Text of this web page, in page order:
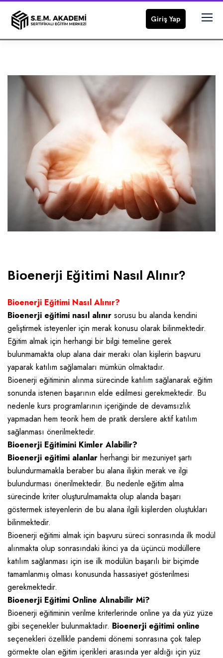
Giriş Yap
Bioenerji Eğitimi Nasıl Alınır?
Bioenerji Eğitimi Nasıl Alınır?
Bioenerji eğitimi nasıl alınır sorusu bu alanda kendini
geliştirmek isteyenler için merak konusu olarak bilinmektedir.
Eğitim almak için herhangi bir bilgi temeline gerek
bulunmamakta olup alana dair merakı olan kişilerin başvuru
yaparak katılım sağlamaları mümkün olmaktadır.
Bioenerji eğitiminin alınma sürecinde katılım sağlanarak eğitim
sonunda istenen başarının elde edilmesi gerekmektedir. Bu
nedenle kurs programlarının içeriğinde de devamsızlık
yapmadan hem teorik hem de pratik derslere aktif katılım
sağlanması önerilmektedir.
Bioenerji Eğitimini Kimler Alabilir?
Bioenerji eğitimi alanlar herhangi bir mezuniyet şartı
bulundurmamakla beraber bu alana ilişkin merak ve ilgi
bulundurması önerilmektedir. Bu nedenle eğitim alma
sürecinde kriter oluşturulmamakta olup alanda başarı
göstermek isteyenlerin de bu alana ilgili kişilerden oluştukları
bilinmektedir.
Bioenerji eğitimi almak için başvuru süreci sonrasında ilk modül
alınmakta olup sonrasındaki ikinci ya da üçüncü modüllere
katılım sağlanması için ise ilk modülün başarılı bir biçimde
tamamlanmış olması konusunda hassasiyet gösterilmesi
gerekmektedir.
Bioenerji Eğitimi Online Alınabilir Mi?
Bioenerji eğitiminin verilme kriterlerinde online ya da yüz yüze
gibi seçenekler bulunmaktadır. Bioenerji eğitimi online
seçenekleri özellikle pandemi dönemi sonrasına çok talep
görmekte olan eğitim içerikleri arasında yer aldığı için yüz